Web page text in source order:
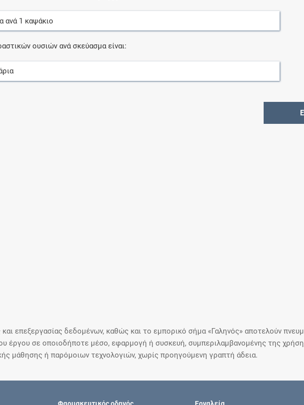
ανά 1 καψάκιο
ουσιών ανά σκεύασμα είναι:
επεξεργασίας δεδομένων, καθώς και το εμπορικό σήμα «Γαληνός» αποτελούν
έργου σε οποιοδήποτε μέσο, εφαρμογή ή συσκευή, συμπεριλαμβανομένης της
μάθησης ή παρόμοιων τεχνολογιών, χωρίς προηγούμενη γραπτή άδεια.